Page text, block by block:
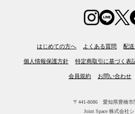
はじめての方へ よくある質問 配
個人情報保護方針 特定商取引に基づく表
会員規約 お問い合わせ
〒441-8086 愛知県豊橋市
Joint Space 株式会社